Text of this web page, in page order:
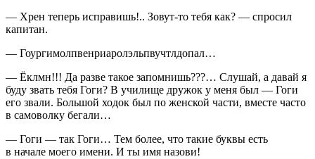
— Хрен теперь исправишь!.. Зовут-то тебя как? — спросил
капитан.
— Гоургимолпвенриаролэльпвучтлдопал…
— Ёклмн!!! Да разве такое запомнишь???… Слушай, а давай я
буду звать тебя Гоги? В училище дружок у меня был — Гоги
его звали. Большой ходок был по женской части, вместе часто
в самоволку бегали…
— Гоги — так Гоги… Тем более, что такие буквы есть
в начале моего имени. И ты имя назови!